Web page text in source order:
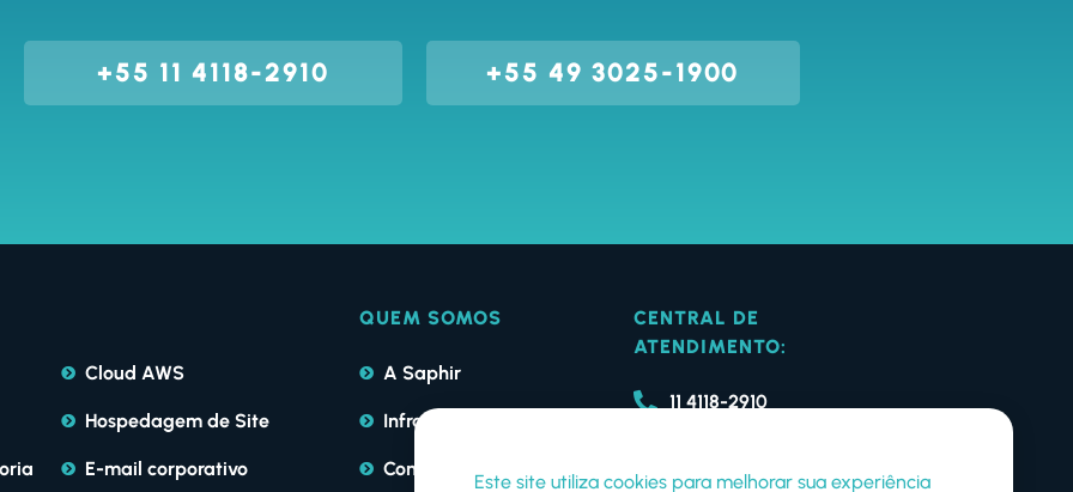
+55 11 4118-2910 +55 49 3025-1900
Cloud AWS
Hospedagem de Site
E-mail corporativo
QUEM SOMOS
A Saphir
Infraestutura
Contratos e Políticas
CENTRAL DE
ATENDIMENTO:
11 4118-2910
Este site utiliza cookies para melhorar sua experiência